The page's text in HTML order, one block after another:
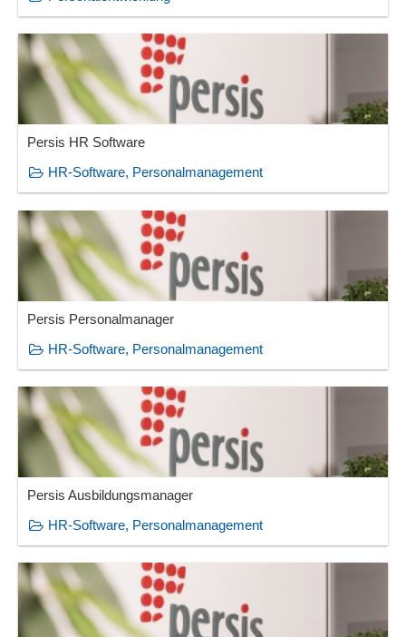
Persis HR Software
HR-Software, Personalmanagement
Persis Personalmanager
HR-Software, Personalmanagement
Persis Ausbildungsmanager
HR-Software, Personalmanagement